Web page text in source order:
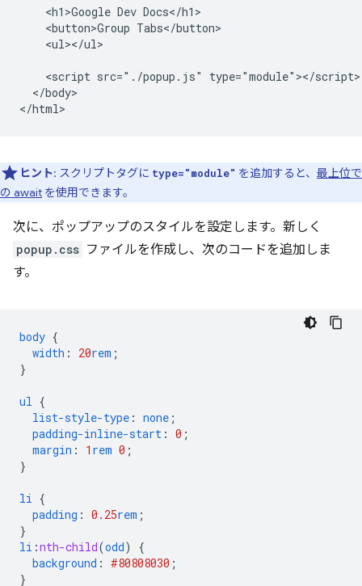
    <h1>Google Dev Docs</h1>
    <button>Group Tabs</button>
    <ul></ul>
    <script src="./popup.js" type="module"></script>
  </body>
ヒント: スクリプトタグに type="module" を追加すると、 最上位で
の await を使用できます。
次に、ポップアップのスタイルを設定します。新しく
popup.css ファイルを作成し、次のコードを追加しま
す。
body {
width : 20rem ;
}
ul {
list-style-type : none ;
padding-inline-start : 0 ;
margin : 1 rem 0 ;
}
li {
padding : 0.25rem ;
}
li :nth-child(odd)
{
background : #80808030 ;
}